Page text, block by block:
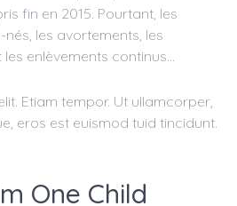
fin en 2015. Pourtant, les
les avortements, les
enlèvements continus...
Etiam tempor. Ut ullamcorper,
eros est euismod tuid tincidunt.
One Child